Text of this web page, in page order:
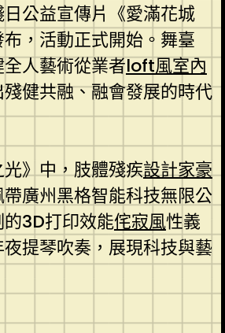
公益宣傳片《愛滿花城
，活動正式開始。舞臺
人藝術從業者loft風室內
健共融、融會發展的時代
》中，肢體殘疾設計家豪
廣州黑格智能科技無限公
3D打印效能侘寂風性義
提琴吹奏，展現科技與藝